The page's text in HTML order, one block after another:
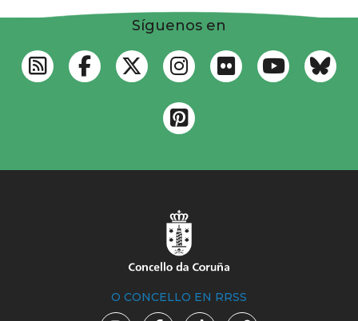
Síguenos en
O CONCELLO EN RRSS